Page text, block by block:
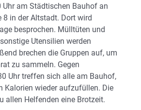
Uhr am Städtischen Bauhof an
8 in der Altstadt. Dort wird
besprochen. Mülltüten und
Utensilien werden
brechen die Gruppen auf, um
zu sammeln. Gegen
Uhr treffen sich alle am Bauhof,
Kalorien wieder aufzufüllen. Die
allen Helfenden eine Brotzeit.